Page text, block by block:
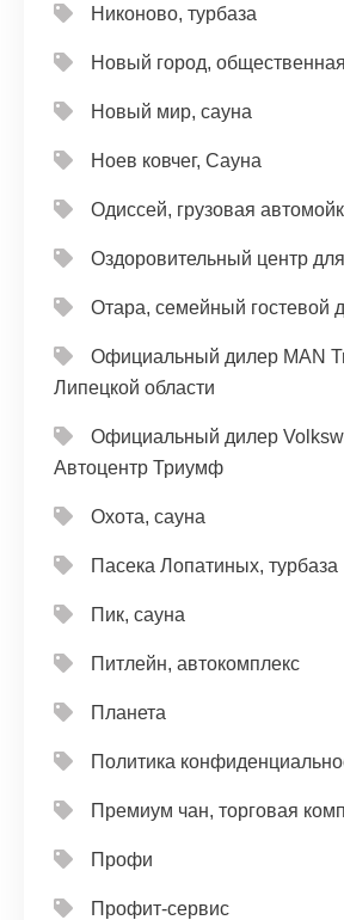
Никоново, турбаза
Новый город,
Новый мир, сауна
Ноев ковчег, Сауна
Одиссей, грузовая
Оздоровительный центр
Отара, семейный гостевой
Официальный дилер MAN
Липецкой области
Официальный дилер
Автоцентр Триумф
Охота, сауна
Пасека Лопатиных, турбаза
Пик, сауна
Питлейн, автокомплекс
Планета
Политика
Премиум чан, торговая
Профи
Профит-сервис